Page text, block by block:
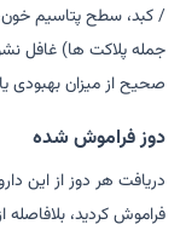
/ کبد، سطح پتاسیم
جمله پلاکت ها) غافل
صحیح از میزان بهبودی
دوز فراموش شده
دریافت هر دوز از این
فراموش کردید،